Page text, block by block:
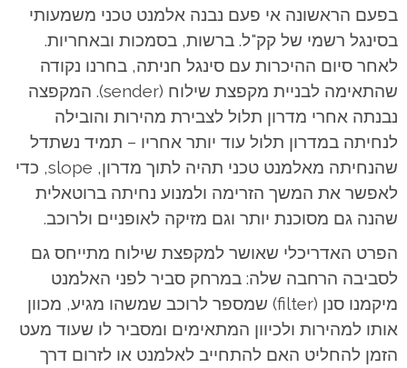
בפעם הראשונה אי פעם נבנה אלמנט טכני משמעותי
בסינגל רשמי של קק"ל. ברשות, בסמכות ובאחריות.
לאחר סיום ההיכרות עם סינגל חניתה, בחרנו נקודה
שהתאימה לבניית מקפצת שילוח (sender). המקפצה
נבנתה אחרי מדרון תלול לצבירת מהירות והובילה
לנחיתה במדרון תלול עוד יותר אחריו – תמיד נשתדל
שהנחיתה מאלמנט טכני תהיה לתוך מדרון, slope, כדי
לאפשר את המשך הזרימה ולמנוע נחיתה ברוטאלית
שהנה גם מסוכנת יותר וגם מזיקה לאופניים ולרוכב.
הפרט האדריכלי שאושר למקפצת שילוח מתייחס גם
לסביבה הרחבה שלה: במרחק סביר לפני האלמנט
מיקמנו סנן (filter) שמספר לרוכב שמשהו מגיע, מכוון
אותו למהירות ולכיוון המתאימים ומסביר לו שעוד מעט
הזמן להחליט האם להתחייב לאלמנט או לזרום דרך